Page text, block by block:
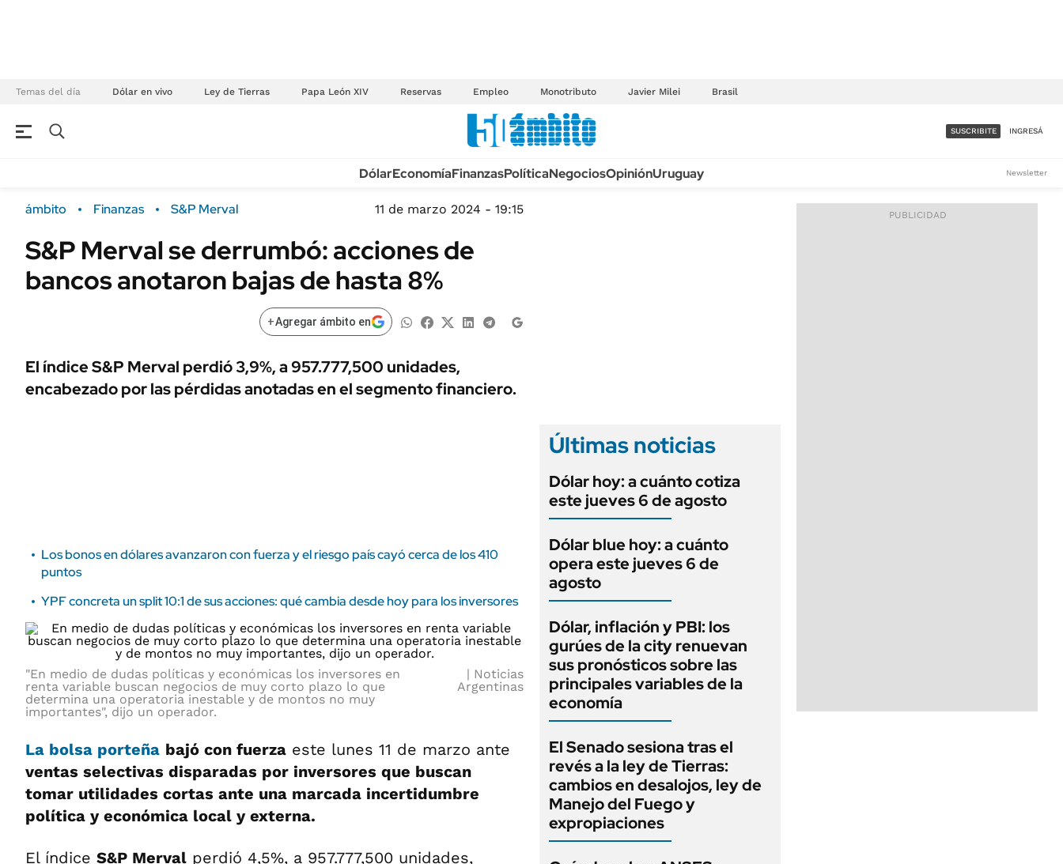
Temas del día Dólar en vivo Ley de Tierras Papa León XIV Reservas Empleo Monotributo Javier Milei Brasil
Campo
FINANZAS
ÁMBITO DEBATE
MEDIAKIT AMBITO DEBATE
Sustentabilidad
Seguros
ENERGY REPORT
POLÍTICA
Municipios
TECNOLOGÍA
MÉXICO
MUNDO
INFORMACIÓN GENERAL
LIFESTYLE
AUTOS
ACCESO FULL - $1.800/MES
SUSCRIBITE INGRESÁ
DólarEconomíaFinanzasPolíticaNegociosOpiniónUruguay Newsletter
ámbito Finanzas S&P Merval 11 de marzo 2024 - 19:15
S&P Merval se derrumbó: acciones de
bancos anotaron bajas de hasta 8%
+Agregar ámbito en
El índice S&P Merval perdió 3,9%, a 957.777,500 unidades,
encabezado por las pérdidas anotadas en el segmento financiero.
Los bonos en dólares avanzaron con fuerza y el riesgo país cayó cerca de los 410
puntos
YPF concreta un split 10:1 de sus acciones: qué cambia desde hoy para los inversores
"En medio de dudas políticas y económicas los inversores en
renta variable buscan negocios de muy corto plazo lo que
determina una operatoria inestable y de montos no muy
importantes", dijo un operador.
Noticias
Argentinas
La bolsa porteña bajó con fuerza este lunes 11 de marzo ante
ventas selectivas disparadas por inversores que buscan
tomar utilidades cortas ante una marcada incertidumbre
política y económica local y externa.
El índice S&P Merval perdió 4,5%, a 957.777,500 unidades,
Últimas noticias
Dólar hoy: a cuánto cotiza
este jueves 6 de agosto
Dólar blue hoy: a cuánto
opera este jueves 6 de
agosto
Dólar, inflación y PBI: los
gurúes de la city renuevan
sus pronósticos sobre las
principales variables de la
economía
El Senado sesiona tras el
revés a la ley de Tierras:
cambios en desalojos, ley de
Manejo del Fuego y
expropiaciones